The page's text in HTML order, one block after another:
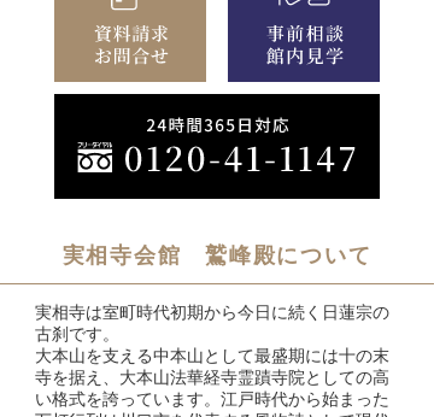
実相寺会館 鷲峰殿について
実相寺は室町時代初期から今日に続く日蓮宗の
古刹です。
大本山を支える中本山として最盛期には十の末
寺を据え、大本山法華経寺霊蹟寺院としての高
い格式を誇っています。江戸時代から始まった